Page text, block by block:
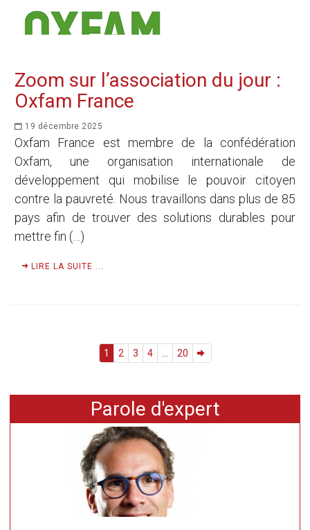
Zoom sur l’association du jour :
Oxfam France
19 décembre 2025
Oxfam France est membre de la confédération
Oxfam, une organisation internationale de
développement qui mobilise le pouvoir citoyen
contre la pauvreté. Nous travaillons dans plus de 85
pays afin de trouver des solutions durables pour
mettre fin (…)
LIRE LA SUITE ...
1 2 3 4 20
Parole d'expert